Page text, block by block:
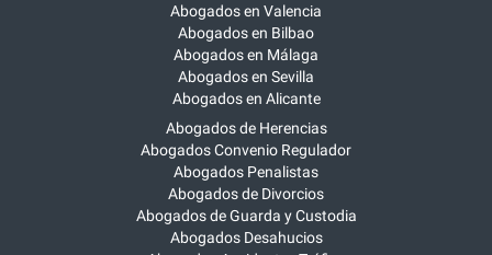
Abogados en Valencia
Abogados en Bilbao
Abogados en Málaga
Abogados en Sevilla
Abogados en Alicante
Abogados de Herencias
Abogados Convenio Regulador
Abogados Penalistas
Abogados de Divorcios
Abogados de Guarda y Custodia
Abogados Desahucios